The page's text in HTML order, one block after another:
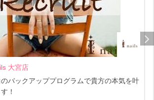
店
クアッププログラムで貴方の本気を叶